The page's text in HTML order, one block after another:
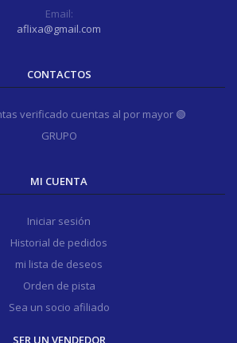
Email:
aflixa@gmail.com
CONTACTOS
verificado cuentas al por mayor 🟢
GRUPO
MI CUENTA
Iniciar sesión
Historial de pedidos
mi lista de deseos
Orden de pista
Sea un socio afiliado
SER UN VENDEDOR